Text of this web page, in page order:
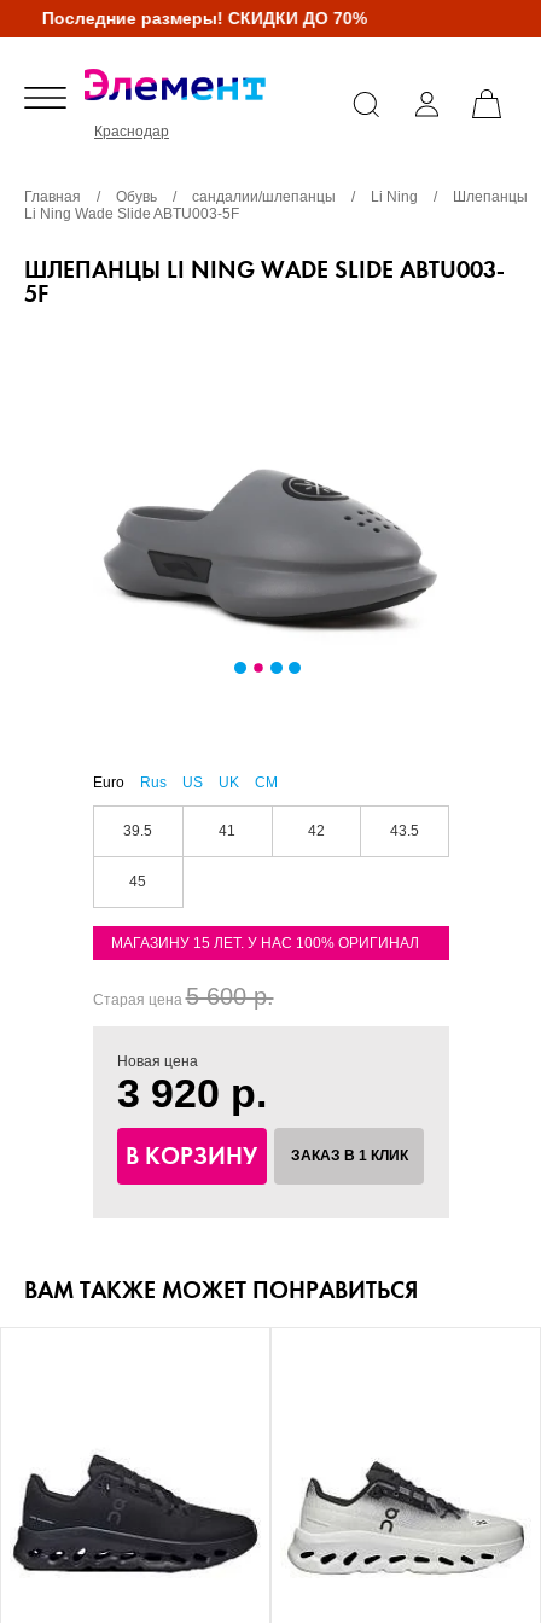
Последние размеры! СКИДКИ ДО 70%
Краснодар
Главная / Обувь / сандалии/шлепанцы / Li Ning /
Шлепанцы
Li Ning Wade Slide ABTU003-5F
ШЛЕПАНЦЫ LI NING WADE SLIDE ABTU003-
5F
Euro Rus US UK CM
39.5 41 42 43.5
45
МАГАЗИНУ 15 ЛЕТ. У НАС 100% ОРИГИНАЛ
Старая цена5 600 р.
Новая цена
3 920 р.
В КОРЗИНУ ЗАКАЗ В 1 КЛИК
ВАМ ТАКЖЕ МОЖЕТ ПОНРАВИТЬСЯ